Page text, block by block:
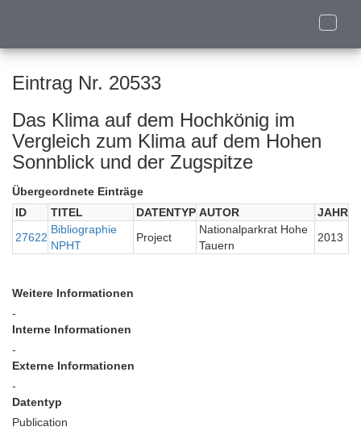
Toggle
Eintrag Nr. 20533
Das Klima auf dem Hochkönig im
Vergleich zum Klima auf dem Hohen
Sonnblick und der Zugspitze
Übergeordnete Einträge
ID
TITEL DATENTYP AUTOR
JAHR
27622
Bibliographie
NPHT
Project
Nationalparkrat Hohe
Tauern
2013
Weitere Informationen
-
Interne Informationen
-
Externe Informationen
-
Datentyp
Publication